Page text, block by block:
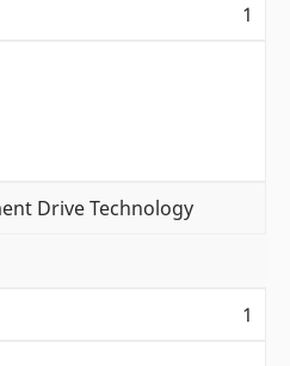
1
Drive Technology
1